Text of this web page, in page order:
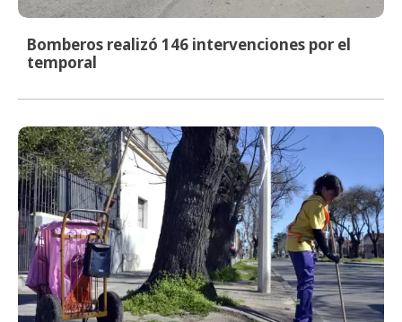
Bomberos realizó 146 intervenciones por el
temporal